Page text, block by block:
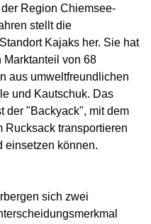
Region Chiemsee-
stellt die
Kajaks her. Sie hat
Marktanteil von 68
aus umweltfreundlichen
und Kautschuk. Das
der "Backyack", mit dem
Rucksack transportieren
einsetzen können.
sich zwei